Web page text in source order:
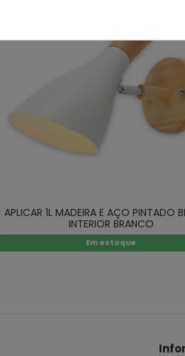
APLICAR 1L MADEIRA E AÇO PINTADO
INTERIOR BRANCO
Em estoque